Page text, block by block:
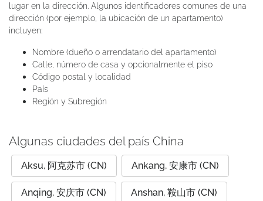
lugar en la dirección. Algunos identificadores comunes de una
dirección (por ejemplo, la ubicación de un apartamento)
incluyen:
Nombre (dueño o arrendatario del apartamento)
Calle, número de casa y opcionalmente el piso
Código postal y localidad
País
Región y Subregión
Algunas ciudades del país China
Aksu, 阿克苏市 (CN) Ankang, 安康市 (CN)
Anqing, 安庆市 (CN) Anshan, 鞍山市 (CN)